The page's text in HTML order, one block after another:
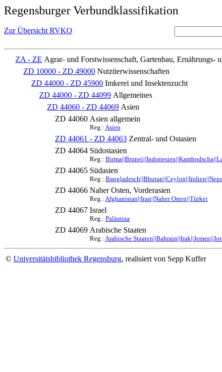
Regensburger Verbundklassifikation
Zur Übersicht RVKO
ZA - ZE Agrar- und Forstwissenschaft, Gartenbau, Ernährungs-
ZD 10000 - ZD 49000 Nutztierwissenschaften
ZD 44000 - ZD 45900 Imkerei und Insektenzucht
ZD 44000 - ZD 44099 Allgemeines
ZD 44060 - ZD 44069 Asien
ZD 44060 Asien allgemein
Reg.: Asien
ZD 44061 - ZD 44063 Zentral- und Ostasien
ZD 44064 Südostasien
Reg.:
ZD 44065 Südasien
Reg.:
ZD 44066 Naher Osten, Vorderasien
Reg.: Afghanistan||Iran||Naher Osten||Türkei
ZD 44067 Israel
Reg.: Palästina
ZD 44069 Arabische Staaten
Reg.: Arabische
© Universitätsbibliothek Regensburg, realisiert von Sepp Kuffer